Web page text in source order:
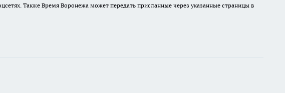
Также Время Воронежа может передать присланные через указанные страницы в